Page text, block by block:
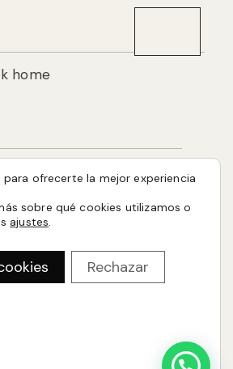
home
Política de Privacidad
ofrecerte la mejor experiencia
sobre qué cookies utilizamos o
ajustes.
Rechazar